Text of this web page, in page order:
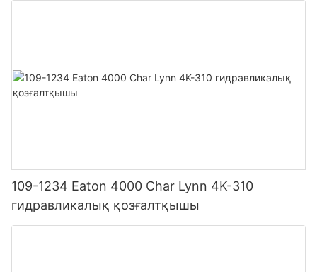
109-1234 Eaton 4000 Char Lynn 4K-310
гидравликалық қозғалтқышы